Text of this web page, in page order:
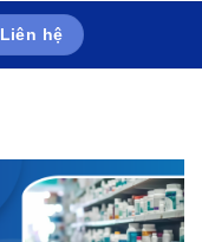
Liên hệ